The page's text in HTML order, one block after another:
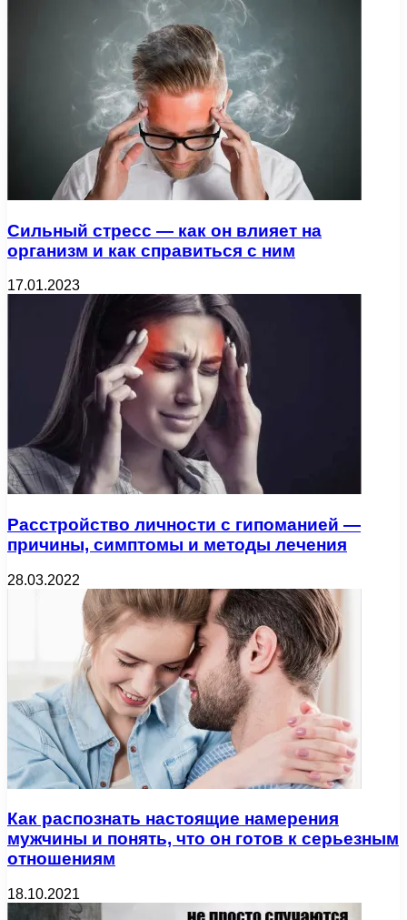
Сильный стресс — как он влияет на
организм и как справиться с ним
17.01.2023
Расстройство личности с гипоманией —
причины, симптомы и методы лечения
28.03.2022
Как распознать настоящие намерения
мужчины и понять, что он готов к серьезным
отношениям
18.10.2021